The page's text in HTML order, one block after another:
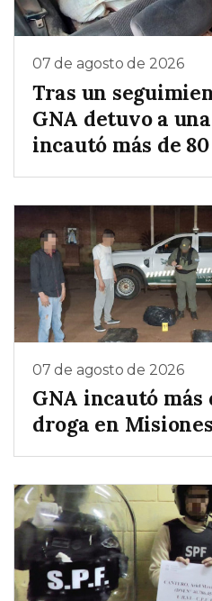
07 de agosto de 2026
Tras un
GNA detuvo a
incautó más de
07 de agosto de 2026
GNA incautó más
droga en Misiones